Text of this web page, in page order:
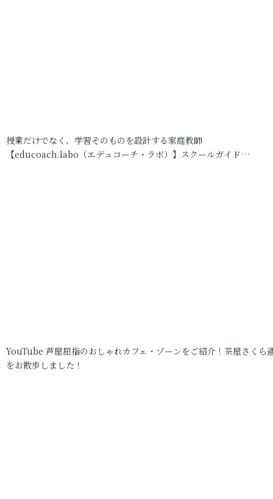
授業だけでなく、学習そのものを設計する家庭教師
【educoach.labo（エデュコーチ・ラボ）】スクールガイド…
YouTube 芦屋屈指のおしゃれカフェ・ゾーンをご紹介！茶屋さくら
をお散歩しました！